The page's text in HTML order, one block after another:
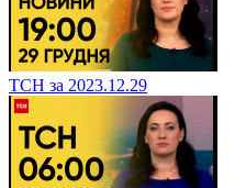
ТСН за 2023.12.29